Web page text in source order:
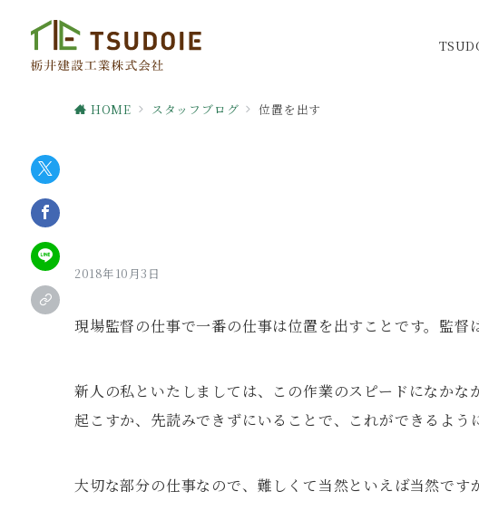
HOME スタッフブログ 位置を出す
2018年10月3日
現場監督の仕事で一番の仕事は位置を出すことです。監督
新人の私といたしましては、この作業のスピードになか
起こすか、先読みできずにいることで、これができるよう
大切な部分の仕事なので、難しくて当然といえば当然です